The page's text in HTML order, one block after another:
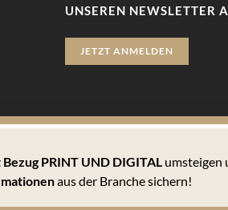
UNSEREN NEWSLETTER
JETZT ANMELDEN
sich um kleine Textdateien, die auf
zustimmen oder unter den Einstellungen
PRINT UND DIGITALumsteigen
aus der Branche sichern!